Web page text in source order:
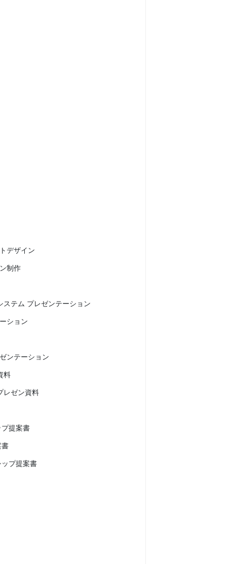
デザイン
制作
テム プレゼンテーション
ション
ンテーション
料
レゼン資料
提案書
プ提案書